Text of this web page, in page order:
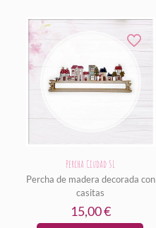
Percha Ciudad SL
Percha de madera decorada con
casitas
15,00€